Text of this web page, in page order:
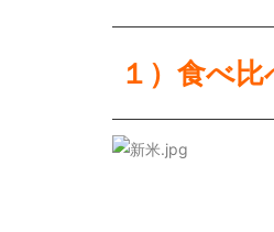
１）食べ